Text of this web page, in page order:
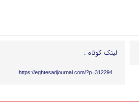
لینک کوتاه :
https://eghtesadjournal.com/?p=312294